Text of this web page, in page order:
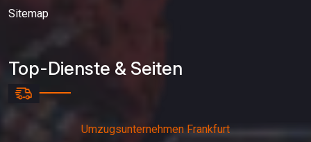
Sitemap
Top-Dienste & Seiten
Umzugsunternehmen Frankfurt